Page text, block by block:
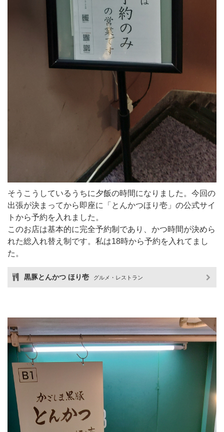
そうこうしているうちに夕飯の時間になりました。今回の
出張が決まってから即座に「とんかつほり壱」の公式サイ
トから予約を入れました。
このお店は基本的に完全予約制であり、かつ時間が決めら
れた総入れ替え制です。私は18時から予約を入れてまし
た。
黒豚とんかつ ほり壱 グルメ・レストラン